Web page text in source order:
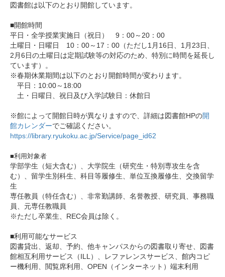
図書館は以下のとおり開館しています。
■開館時間
平日・全学授業実施日（祝日） 9：00～20：00
土曜日・日曜日 10：00～17：00（ただし1月16日、1月23日、
2月6日の土曜日は定期試験等の対応のため、特別に時間を延長し
ています）。
※春期休業期間は以下のとおり開館時間が変わります。
平日：10:00～18:00
土・日曜日、祝日及び入学試験日：休館日
※館によって開館日時が異なりますので、詳細は図書館HPの開
館カレンダーでご確認ください。
https://library.ryukoku.ac.jp/Service/page_id62
■利用対象者
学部学生（短大含む）、大学院生（研究生・特別専攻生を含
む）、留学生別科生、科目等履修生、単位互換履修生、交換留学
生
専任教員（特任含む）、非常勤講師、名誉教授、研究員、事務職
員、元専任教職員
※ただし卒業生、REC会員は除く。
■利用可能なサービス
図書貸出、返却、予約、他キャンパスからの図書取り寄せ、図書
館相互利用サービス（ILL）、レファレンスサービス、館内コピ
ー機利用、閲覧席利用、OPEN（インターネット）端末利用